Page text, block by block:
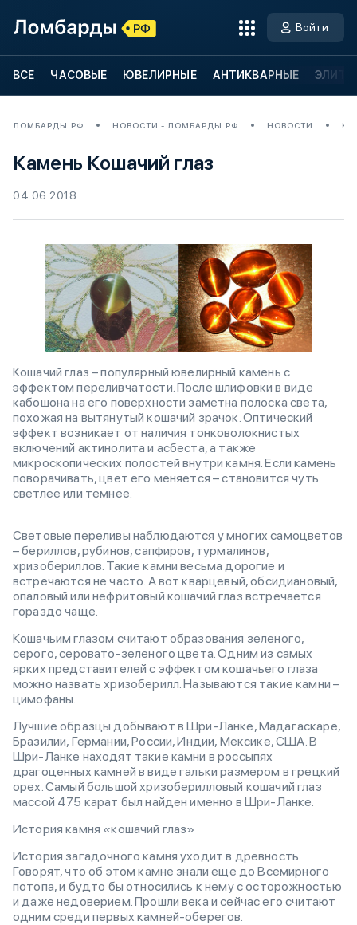
Войти
ВСЕ ЧАСОВЫЕ ЮВЕЛИРНЫЕ АНТИКВАРНЫЕ
ЛОМБАРДЫ.РФ НОВОСТИ - ЛОМБАРДЫ.РФ НОВОСТИ
Камень Кошачий глаз
04.06.2018
Кошачий глаз – популярный ювелирный камень с
эффектом переливчатости. После шлифовки в виде
кабошона на его поверхности заметна полоска света,
похожая на вытянутый кошачий зрачок. Оптический
эффект возникает от наличия тонковолокнистых
включений актинолита и асбеста, а также
микроскопических полостей внутри камня. Если камень
поворачивать, цвет его меняется – становится чуть
светлее или темнее.
Световые переливы наблюдаются у многих самоцветов
– бериллов, рубинов, сапфиров, турмалинов,
хризобериллов. Такие камни весьма дорогие и
встречаются не часто. А вот кварцевый, обсидиановый,
опаловый или нефритовый кошачий глаз встречается
гораздо чаще.
Кошачьим глазом считают образования зеленого,
серого, серовато-зеленого цвета. Одним из самых
ярких представителей с эффектом кошачьего глаза
можно назвать хризоберилл. Называются такие камни –
цимофаны.
Лучшие образцы добывают в Шри-Ланке, Мадагаскаре,
Бразилии, Германии, России, Индии, Мексике, США. В
Шри-Ланке находят такие камни в россыпях
драгоценных камней в виде гальки размером в грецкий
орех. Самый большой хризоберилловый кошачий глаз
массой 475 карат был найден именно в Шри-Ланке.
История камня «кошачий глаз»
История загадочного камня уходит в древность.
Говорят, что об этом камне знали еще до Всемирного
потопа, и будто бы относились к нему с осторожностью
и даже недоверием. Прошли века и сейчас его считают
одним среди первых камней-оберегов.